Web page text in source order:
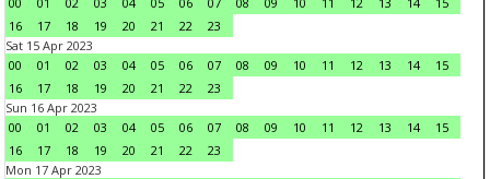
16
17 18 19 20 21 22
23
Sat 15 Apr 2023
00
01 02 03 04 05 06 07 08 09 10 11 12 13 14
15
16
17 18 19 20 21 22
23
Sun 16 Apr 2023
00
01 02 03 04 05 06 07 08 09 10 11 12 13 14
15
16
17 18 19 20 21 22
23
Mon 17 Apr 2023